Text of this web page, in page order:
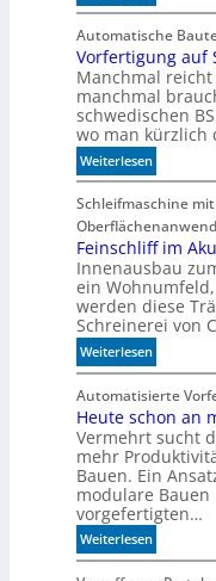
W
a
n
n
l
o
h
n
t
s
i
c
h
C
N
C
-
T
e
c
h
n
i
k
?
Automatische
Vorfertigung auf
Manchmal reicht
manchmal
schwedischen
wo man kürzlich
Weiterlesen:
V
o
r
f
e
r
t
i
g
u
n
g
a
u
f
S
c
h
i
Schleifmaschine
Feinschliff im
Innenausbau
ein
werden diese
Schreinerei von
Weiterlesen:
F
e
i
n
s
c
h
l
i
f
Automatisierte
Heute schon an
Vermehrt sucht
mehr
Bauen. Ein
modulare
vorgefertigten…
Weiterlesen:
H